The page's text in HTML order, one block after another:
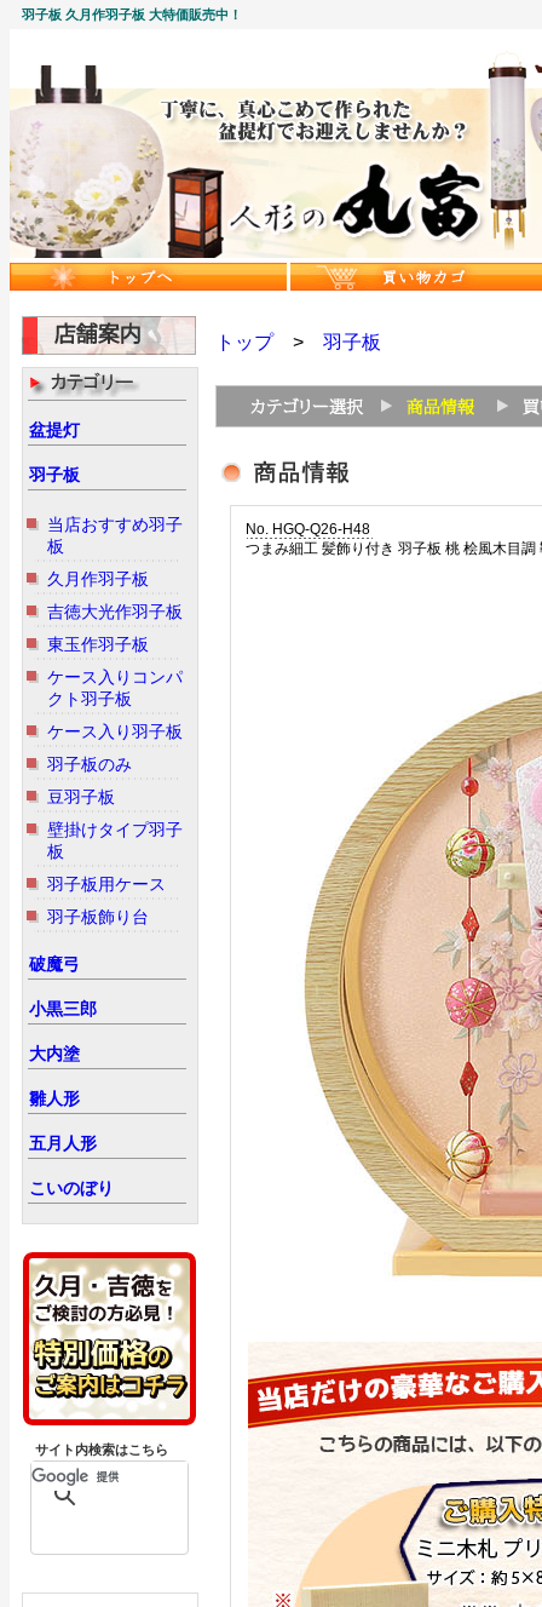
羽子板 久月作羽子板 大特価販売中！
盆提灯
羽子板
当店おすすめ羽子
板
久月作羽子板
吉徳大光作羽子板
東玉作羽子板
ケース入りコンパ
クト羽子板
ケース入り羽子板
羽子板のみ
豆羽子板
壁掛けタイプ羽子
板
羽子板用ケース
羽子板飾り台
破魔弓
小黒三郎
大内塗
雛人形
五月人形
こいのぼり
サイト内検索はこちら
トップ> 羽子板
No. HGQ-Q26-H48
つまみ細工 髪飾り付き 羽子板 桃 桧風木目